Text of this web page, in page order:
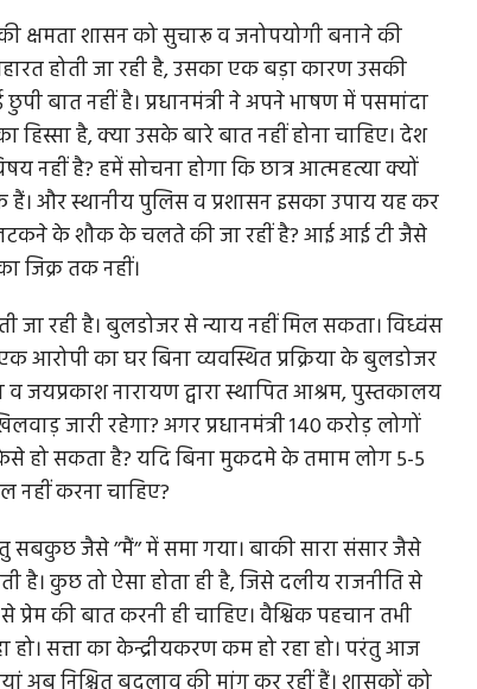
क्षमता शासन को सुचारू व जनोपयोगी बनाने की
होती जा रही है, उसका एक बड़ा कारण उसकी
बात नहीं है। प्रधानमंत्री ने अपने भाषण में पसमांदा
है, क्या उसके बारे बात नहीं होना चाहिए। देश
नहीं है? हमें सोचना होगा कि छात्र आत्महत्या क्यों
हैं। और स्थानीय पुलिस व प्रशासन इसका उपाय यह कर
लटकने के शौक के चलते की जा रहीं है? आई आई टी जैसे
जिक्र तक नहीं।
जा रही है। बुलडोजर से न्याय नहीं मिल सकता। विध्वंस
आरोपी का घर बिना व्यवस्थित प्रक्रिया के बुलडोजर
जयप्रकाश नारायण द्वारा स्थापित आश्रम, पुस्तकालय
जारी रहेगा? अगर प्रधानमंत्री 140 करोड़ लोगों
हो सकता है? यदि बिना मुकदमे के तमाम लोग 5-5
करना चाहिए?
जैसे ’’मैं’’ में समा गया। बाकी सारा संसार जैसे
है। कुछ तो ऐसा होता ही है, जिसे दलीय राजनीति से
की बात करनी ही चाहिए। वैश्विक पहचान तभी
सत्ता का केन्द्रीयकरण कम हो रहा हो। परंतु आज